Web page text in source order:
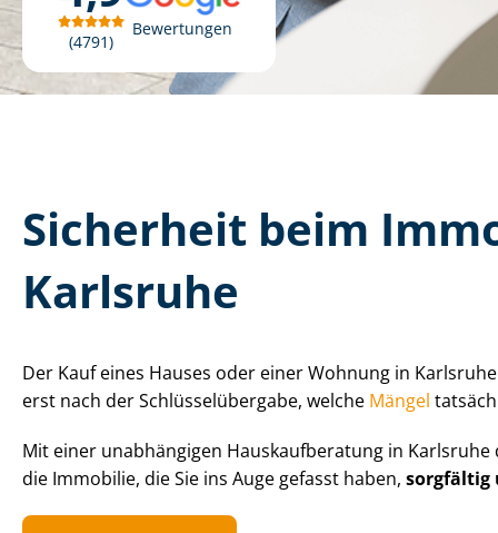
4791
Bewertungen
Sicherheit beim
Karlsruhe
Der Kauf eines Hauses oder einer Wohnung in
erst nach der Schlüs­sel­über­ga­be, welche Mängel
Mit einer unabhängigen Haus­kauf­be­ra­tung in
die Immobilie, die Sie ins Auge gefasst haben, sorgfältig